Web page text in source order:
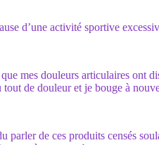
d’une activité sportive
mes douleurs articulaires ont
tout de douleur et je bouge à
parler de ces produits censés